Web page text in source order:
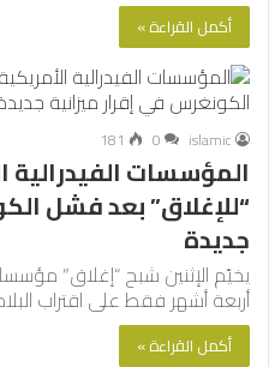
أكمل القراءة »
islamic
0
181
المؤسسات الفيدرالية
“للإغلاق” بعد فشل
جديدة
يخيّم الإثنين شبح “إغلاق”
أربعة أشهر فقط على اقتراب
أكمل القراءة »